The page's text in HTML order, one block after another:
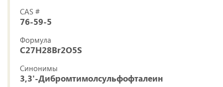
CAS #
76-59-5
Формула
C27H28Br2O5S
Синонимы
3,3'-Дибромтимолсульфофталеин